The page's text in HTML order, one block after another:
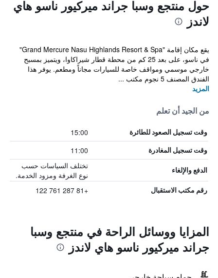
حول منتجع وسبا جراند ميركيور ناسو هاي
لاندز
يقع مكان إقامة "Grand Mercure Nasu Highlands Resort & Spa"
في ناسو، على بعد 25 كم من محطة قطار شيراكاوا، ويتميز بمسبح
خارجي موسمي ومواقف خاصة للسيارات مجاناً ومطعم. يوفر هذا
الفندق المصنف 5 نجوم مكتب ...
المزيد
من الجيد أن تعلم
وقت تسجيل الصعود للطائرة 15:00
وقت تسجيل المغادرة 11:00
الدفع والإلغاء
تختلف السياسات حسب
نوع الغرفة ومزود الخدمة.
رقم مكتب الاستقبال +81 287 761 122
المزايا ووسائل الراحة في منتجع وسبا
جراند ميركيور ناسو هاي لاندز